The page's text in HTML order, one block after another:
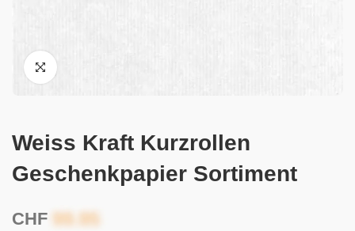
Weiss Kraft Kurzrollen
Geschenkpapier Sortiment
CHF